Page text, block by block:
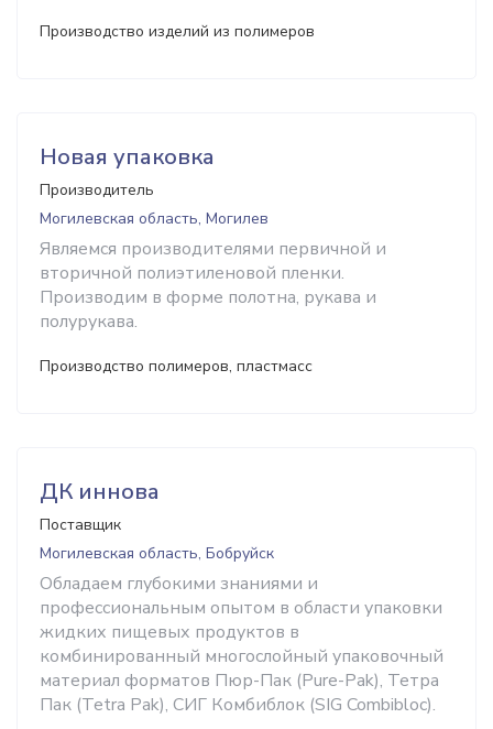
Производство изделий из полимеров
Новая упаковка
Производитель
Могилевская область, Могилев
Являемся производителями первичной и
вторичной полиэтиленовой пленки.
Производим в форме полотна, рукава и
полурукава.
Производство полимеров, пластмасс
ДК иннова
Поставщик
Могилевская область, Бобруйск
Обладаем глубокими знаниями и
профессиональным опытом в области упаковки
жидких пищевых продуктов в
комбинированный многослойный упаковочный
материал форматов Пюр-Пак (Pure-Pak), Тетра
Пак (Tetra Pak), СИГ Комбиблок (SIG Combibloc).